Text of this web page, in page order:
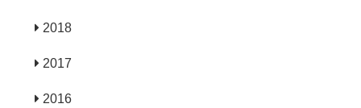
2018
2017
2016